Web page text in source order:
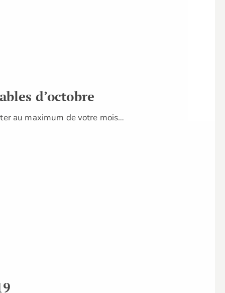
d’octobre
au maximum de votre mois…